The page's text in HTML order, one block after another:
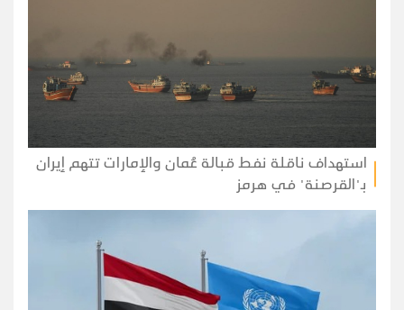
استهداف ناقلة نفط قبالة عُمان والإمارات تتهم إيران
بـ"القرصنة" في هرمز